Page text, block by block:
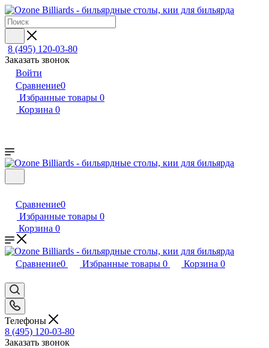
8 (495) 120-03-80
Заказать звонок
Войти
Сравнение0
Избранные товары 0
Корзина 0
Сравнение0
Избранные товары 0
Корзина 0
Сравнение0 Избранные товары 0 Корзина 0
Телефоны
8 (495) 120-03-80
Заказать звонок